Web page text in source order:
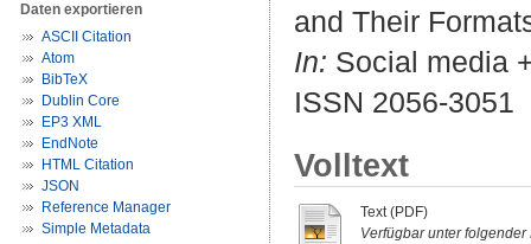
Daten exportieren
ASCII Citation
Atom
BibTeX
Dublin Core
EP3 XML
EndNote
HTML Citation
JSON
Reference Manager
Simple Metadata
and Their
In: Social media
ISSN 2056-3051
Volltext
Text (PDF)
Verfügbar unter folgender